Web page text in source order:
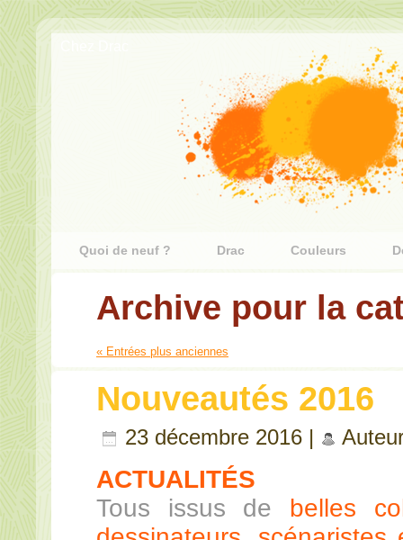
Quoi de neuf ? Drac Couleurs
Archive pour la
« Entrées plus anciennes
Nouveautés 2016
23 décembre 2016 |
ACTUALITÉS
Tous issus de belles